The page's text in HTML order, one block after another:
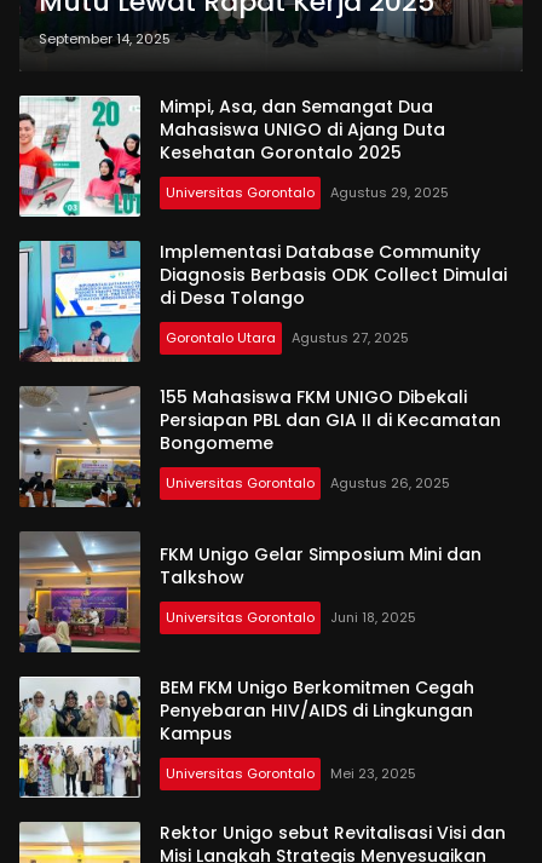
September 14, 2025
Mimpi, Asa, dan Semangat Dua
Mahasiswa UNIGO di Ajang Duta
Kesehatan Gorontalo 2025
Universitas Gorontalo Agustus 29, 2025
Implementasi Database Community
Diagnosis Berbasis ODK Collect Dimulai
di Desa Tolango
Gorontalo Utara Agustus 27, 2025
155 Mahasiswa FKM UNIGO Dibekali
Persiapan PBL dan GIA II di Kecamatan
Bongomeme
Universitas Gorontalo Agustus 26, 2025
FKM Unigo Gelar Simposium Mini dan
Talkshow
Universitas Gorontalo Juni 18, 2025
BEM FKM Unigo Berkomitmen Cegah
Penyebaran HIV/AIDS di Lingkungan
Kampus
Universitas Gorontalo Mei 23, 2025
Rektor Unigo sebut Revitalisasi Visi dan
Misi Langkah Strategis Menyesuaikan